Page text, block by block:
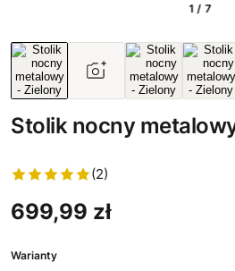
1 / 7
Stolik nocny
(2)
699,99 zł
Warianty